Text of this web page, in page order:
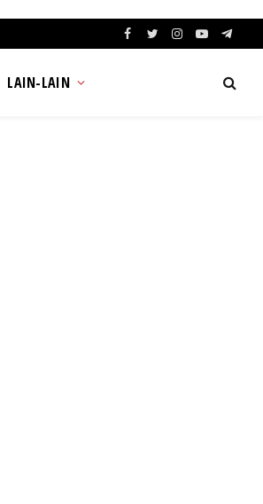
Facebook
TwitterInstagram
YouTube
LAIN-LAIN